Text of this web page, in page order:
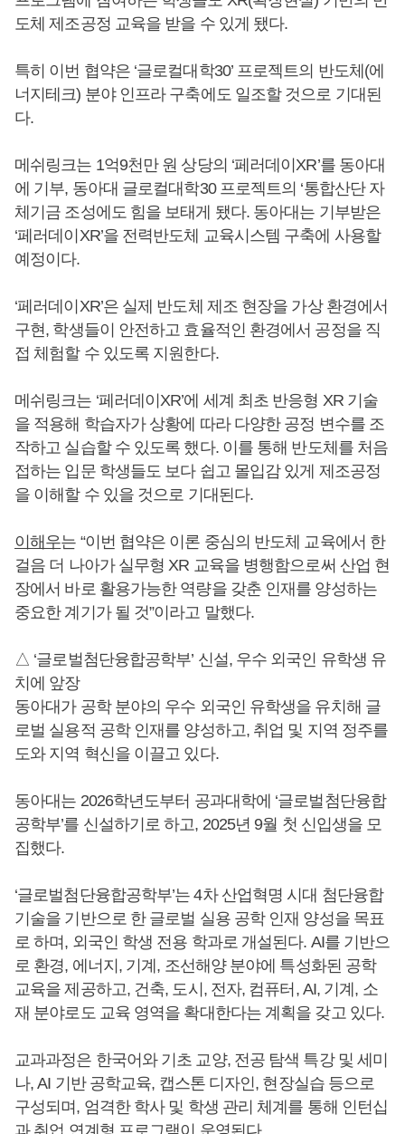
도체 제조공정 교육을 받을 수 있게 됐다.
특히 이번 협약은 ‘글로컬대학30’ 프로젝트의 반도체(에
너지테크) 분야 인프라 구축에도 일조할 것으로 기대된
다.
메쉬링크는 1억9천만 원 상당의 ‘페러데이XR’를 동아대
에 기부, 동아대 글로컬대학30 프로젝트의 ‘통합산단 자
체기금 조성에도 힘을 보태게 됐다. 동아대는 기부받은
‘페러데이XR’을 전력반도체 교육시스템 구축에 사용할
예정이다.
‘페러데이XR’은 실제 반도체 제조 현장을 가상 환경에서
구현, 학생들이 안전하고 효율적인 환경에서 공정을 직
접 체험할 수 있도록 지원한다.
메쉬링크는 ‘페러데이XR’에 세계 최초 반응형 XR 기술
을 적용해 학습자가 상황에 따라 다양한 공정 변수를 조
작하고 실습할 수 있도록 했다. 이를 통해 반도체를 처음
접하는 입문 학생들도 보다 쉽고 몰입감 있게 제조공정
을 이해할 수 있을 것으로 기대된다.
이해우는 “이번 협약은 이론 중심의 반도체 교육에서 한
걸음 더 나아가 실무형 XR 교육을 병행함으로써 산업 현
장에서 바로 활용가능한 역량을 갖춘 인재를 양성하는
중요한 계기가 될 것”이라고 말했다.
△ ‘글로벌첨단융합공학부’ 신설, 우수 외국인 유학생 유
치에 앞장
동아대가 공학 분야의 우수 외국인 유학생을 유치해 글
로벌 실용적 공학 인재를 양성하고, 취업 및 지역 정주를
도와 지역 혁신을 이끌고 있다.
동아대는 2026학년도부터 공과대학에 ‘글로벌첨단융합
공학부’를 신설하기로 하고, 2025년 9월 첫 신입생을 모
집했다.
‘글로벌첨단융합공학부’는 4차 산업혁명 시대 첨단융합
기술을 기반으로 한 글로벌 실용 공학 인재 양성을 목표
로 하며, 외국인 학생 전용 학과로 개설된다. AI를 기반으
로 환경, 에너지, 기계, 조선해양 분야에 특성화된 공학
교육을 제공하고, 건축, 도시, 전자, 컴퓨터, AI, 기계, 소
재 분야로도 교육 영역을 확대한다는 계획을 갖고 있다.
교과과정은 한국어와 기초 교양, 전공 탐색 특강 및 세미
나, AI 기반 공학교육, 캡스톤 디자인, 현장실습 등으로
구성되며, 엄격한 학사 및 학생 관리 체계를 통해 인턴십
과 취업 연계형 프로그램이 운영된다.